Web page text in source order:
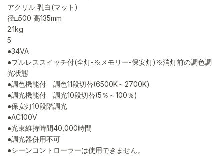
アクリル 乳白(マット)
径□500 高135mm
2.1kg
5
●34VA
●プルレススイッチ付(全灯-※メモリー-保安灯)※消灯前の調色調
光状態
●調色機能付 調色11段切替(6500K～2700K)
●調光機能付 調光10段切替(5％～100％)
●保安灯10段階調光
●AC100V
●光束維持時間40,000時間
●調光器併用不可
●シーンコントローラーは使用できません。